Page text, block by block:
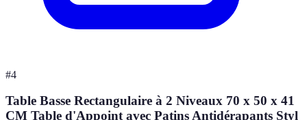
#4
Table Basse Rectangulaire à 2 Niveaux 70 x 50 x 41
CM Table d'Appoint avec Patins Antidérapants Styl